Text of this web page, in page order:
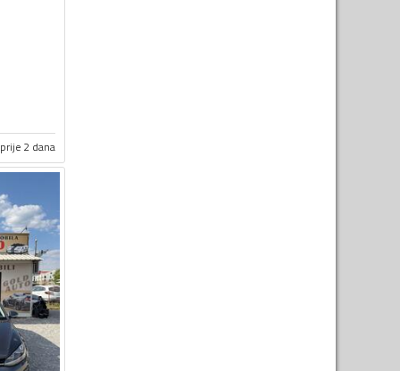
prije 2 dana